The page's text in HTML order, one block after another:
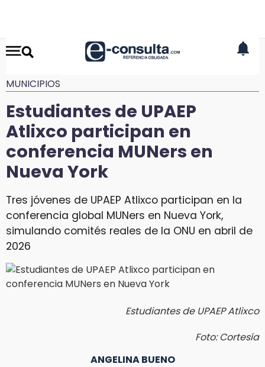
MUNICIPIOS
Estudiantes de UPAEP
Atlixco participan en
conferencia MUNers en
Nueva York
Tres jóvenes de UPAEP Atlixco participan en la
conferencia global MUNers en Nueva York,
simulando comités reales de la ONU en abril de
2026
Estudiantes de UPAEP Atlixco
Foto: Cortesía
ANGELINA BUENO